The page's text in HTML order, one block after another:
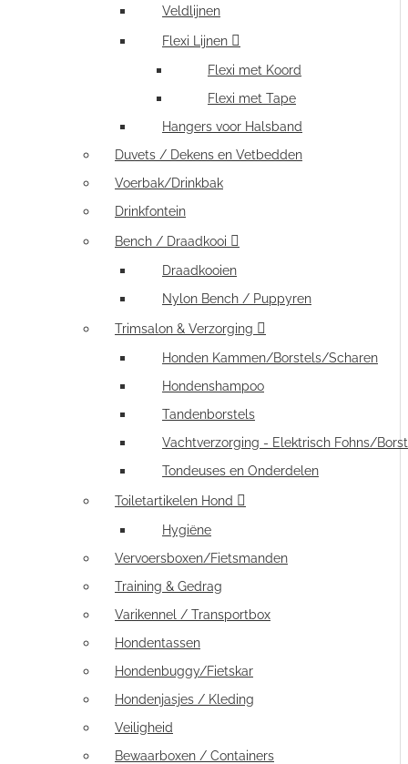
Veldlijnen
Flexi Lijnen
Flexi met Koord
Flexi met Tape
Hangers voor Halsband
Duvets / Dekens en Vetbedden
Voerbak/Drinkbak
Drinkfontein
Bench / Draadkooi
Draadkooien
Nylon Bench / Puppyren
Trimsalon & Verzorging
Honden Kammen/Borstels/Scharen
Hondenshampoo
Tandenborstels
Vachtverzorging - Elektrisch Fohns/
Tondeuses en Onderdelen
Toiletartikelen Hond
Hygiëne
Vervoersboxen/Fietsmanden
Training & Gedrag
Varikennel / Transportbox
Hondentassen
Hondenbuggy/Fietskar
Hondenjasjes / Kleding
Veiligheid
Bewaarboxen / Containers